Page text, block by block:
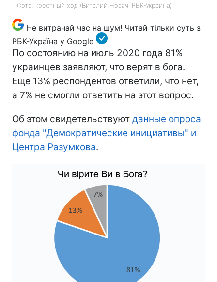
Фото: крестный ход (Виталий Носач, РБК-Украина)
Не витрачай час на шум! Читай тільки суть з
РБК-Україна у Google
По состоянию на июль 2020 года 81%
украинцев заявляют, что верят в бога.
Еще 13% респондентов ответили, что нет,
а 7% не смогли ответить на этот вопрос.
Об этом свидетельствуют данные опроса
фонда "Демократические инициативы" и
Центра Разумкова.